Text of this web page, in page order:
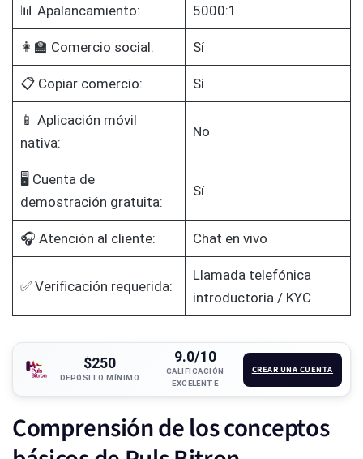
📊 Apalancamiento: 5000:1
👩‍🏫 Comercio social: Sí
📋 Copiar comercio: Sí
📱 Aplicación móvil
nativa:
No
🖥️ Cuenta de
demostración gratuita:
Sí
🎧 Atención al cliente: Chat en vivo
✅ Verificación requerida:
Llamada telefónica
introductoria / KYC
$250
DEPÓSITO MÍNIMO
9.0/10
CALIFICACIÓN
EXCELENTE
CREAR UNA CUENTA
Comprensión de los conceptos